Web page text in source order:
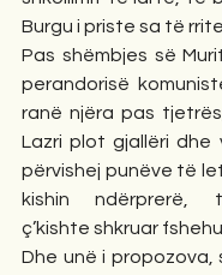
Burgu i priste sa të
Pas shëmbjes së
perandorisë
ranë njëra pas
Lazri plot gjallëri dhe
përvishej punëve të
kishin ndërprerë,
ç’kishte shkruar
Dhe unë i propozova,